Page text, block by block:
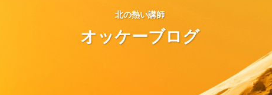
北の熱い講師
オッケーブログ